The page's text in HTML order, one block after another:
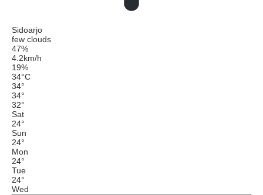
Sidoarjo
few clouds
47%
4.2km/h
19%
34°C
34°
34°
32°
Sat
24°
Sun
24°
Mon
24°
Tue
24°
Wed